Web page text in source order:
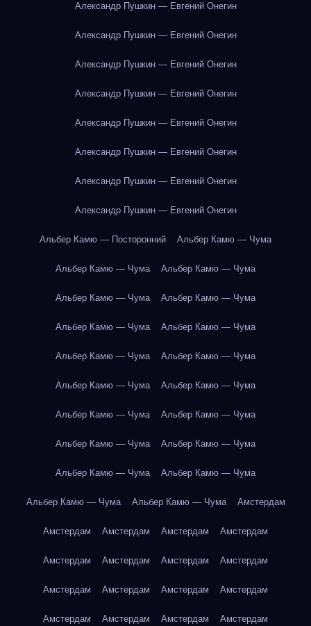
Александр Пушкин — Евгений Онегин
Александр Пушкин — Евгений Онегин
Александр Пушкин — Евгений Онегин
Александр Пушкин — Евгений Онегин
Александр Пушкин — Евгений Онегин
Александр Пушкин — Евгений Онегин
Александр Пушкин — Евгений Онегин
Александр Пушкин — Евгений Онегин
Альбер Камю — Посторонний Альбер Камю — Чума
Альбер Камю — Чума Альбер Камю — Чума
Альбер Камю — Чума Альбер Камю — Чума
Альбер Камю — Чума Альбер Камю — Чума
Альбер Камю — Чума Альбер Камю — Чума
Альбер Камю — Чума Альбер Камю — Чума
Альбер Камю — Чума Альбер Камю — Чума
Альбер Камю — Чума Альбер Камю — Чума
Альбер Камю — Чума Альбер Камю — Чума
Альбер Камю — Чума Альбер Камю — Чума Амстердам
Амстердам Амстердам Амстердам Амстердам
Амстердам Амстердам Амстердам Амстердам
Амстердам Амстердам Амстердам Амстердам
Амстердам Амстердам Амстердам Амстердам